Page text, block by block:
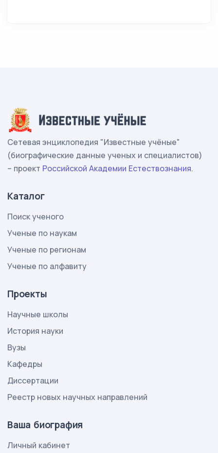
Сетевая энциклопедия "Известные учёные"
(биографические данные ученых и специалистов)
– проект Российской Академии Естествознания.
Каталог
Поиск ученого
Ученые по наукам
Ученые по регионам
Ученые по алфавиту
Проекты
Научные школы
История науки
Вузы
Кафедры
Диссертации
Реестр новых научных направлений
Ваша биография
Личный кабинет